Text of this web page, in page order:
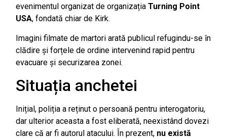
evenimentul organizat de organizațiaTurning Point
USA, fondată chiar de Kirk.
Imagini filmate de martori arată publicul refugindu-se în
clădire și forțele de ordine intervenind rapid pentru
evacuare și securizarea zonei.
Situația anchetei
Inițial, poliția a reținut o persoană pentru interogatoriu,
dar ulterior aceasta a fost eliberată, neexistând dovezi
clare că ar fi autorul atacului. În prezent, nu există